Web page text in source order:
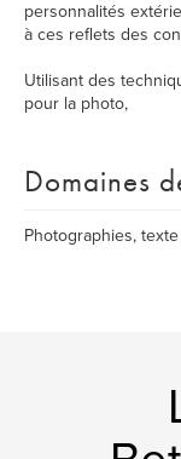
personnalités
à ces reflets des
Utilisant des
pour la photo,
Domaines
Photographies,